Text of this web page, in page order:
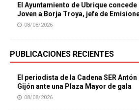
El Ayuntamiento de Ubrique
Joven a Borja Troya, jefe de
08/08/2026
PUBLICACIONES RECIENTES
El periodista de la Cadena SER
Gijón ante una Plaza Mayor de gala
08/08/2026